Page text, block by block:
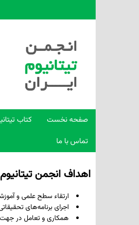
صفحه نخست کتاب
تماس با ما
اهداف انجمن تیتانیوم
ارتقاء سطح علمی و
اجرای برنامه‌های
همکاری و تعامل در